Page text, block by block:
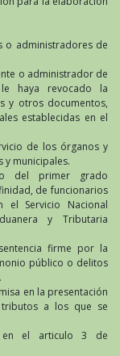
o administradores de
o administrador de
haya revocado la
y otros documentos,
establecidas en el
de los órganos y
y municipales.
del primer grado
de funcionarios
el Servicio Nacional
y Tributaria
firme por la
público o delitos
en la presentación
a los que se
en el articulo 3 de